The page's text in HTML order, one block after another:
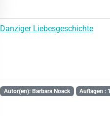
Danziger Liebesgeschichte
Autor(en): Barbara Noack Auflagen : 1